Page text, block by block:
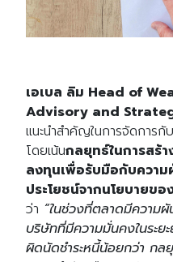
เอเบล ลิม Head of
Advisory and
แนะนำสำคัญในการจัดการกั
โดยเน้นกลยุทธ์ในการสร้า
ลงทุนเพื่อรับมือกับควา
ประโยชน์จากนโยบายข
ว่า “ในช่วงที่ตลาดมีความ
บริษัทที่มีความมั่นคงในระย
ผิดนัดชำระหนี้น้อยกว่า กล